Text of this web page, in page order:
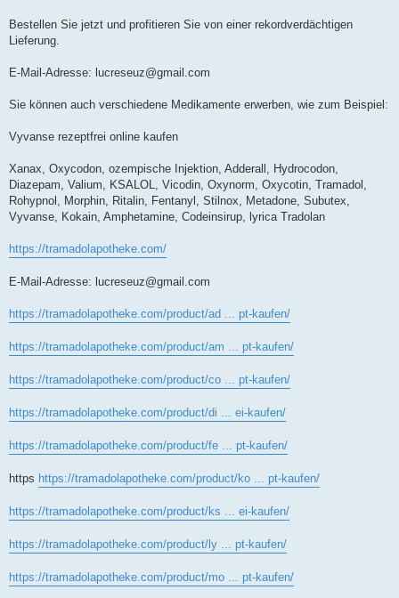
Bestellen Sie jetzt und profitieren Sie von einer rekordverdächtigen
Lieferung.
E-Mail-Adresse: lucreseuz@gmail.com
Sie können auch verschiedene Medikamente erwerben, wie zum Beispiel:
Vyvanse rezeptfrei online kaufen
Xanax, Oxycodon, ozempische Injektion, Adderall, Hydrocodon,
Diazepam, Valium, KSALOL, Vicodin, Oxynorm, Oxycotin, Tramadol,
Rohypnol, Morphin, Ritalin, Fentanyl, Stilnox, Metadone, Subutex,
Vyvanse, Kokain, Amphetamine, Codeinsirup, lyrica Tradolan
https://tramadolapotheke.com/
E-Mail-Adresse: lucreseuz@gmail.com
https://tramadolapotheke.com/product/ad ... pt-kaufen/
https://tramadolapotheke.com/product/am ... pt-kaufen/
https://tramadolapotheke.com/product/co ... pt-kaufen/
https://tramadolapotheke.com/product/di ... ei-kaufen/
https://tramadolapotheke.com/product/fe ... pt-kaufen/
https https://tramadolapotheke.com/product/ko ... pt-kaufen/
https://tramadolapotheke.com/product/ks ... ei-kaufen/
https://tramadolapotheke.com/product/ly ... pt-kaufen/
https://tramadolapotheke.com/product/mo ... pt-kaufen/